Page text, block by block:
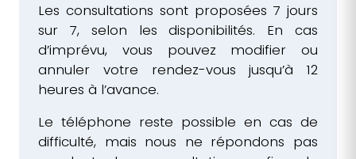
Les consultations sont proposées 7 jours
sur 7, selon les disponibilités. En cas
d’imprévu, vous pouvez modifier ou
annuler votre rendez-vous jusqu’à 12
heures à l’avance.
Le téléphone reste possible en cas de
difficulté, mais nous ne répondons pas